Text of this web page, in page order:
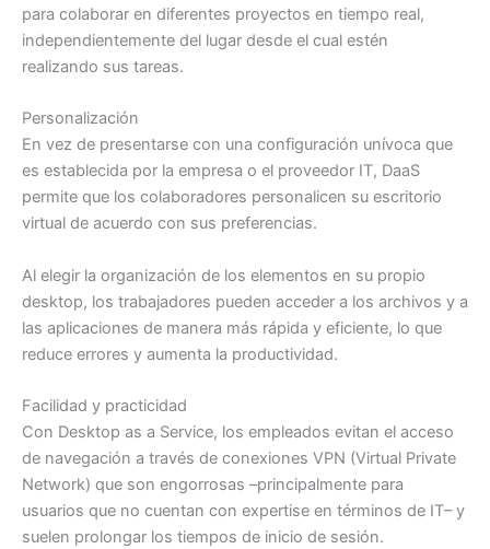
para colaborar en diferentes proyectos en tiempo real,
independientemente del lugar desde el cual estén
realizando sus tareas.
Personalización
En vez de presentarse con una configuración unívoca que
es establecida por la empresa o el proveedor IT, DaaS
permite que los colaboradores personalicen su escritorio
virtual de acuerdo con sus preferencias.
Al elegir la organización de los elementos en su propio
desktop, los trabajadores pueden acceder a los archivos y a
las aplicaciones de manera más rápida y eficiente, lo que
reduce errores y aumenta la productividad.
Facilidad y practicidad
Con Desktop as a Service, los empleados evitan el acceso
de navegación a través de conexiones VPN (Virtual Private
Network) que son engorrosas –principalmente para
usuarios que no cuentan con expertise en términos de IT– y
suelen prolongar los tiempos de inicio de sesión.